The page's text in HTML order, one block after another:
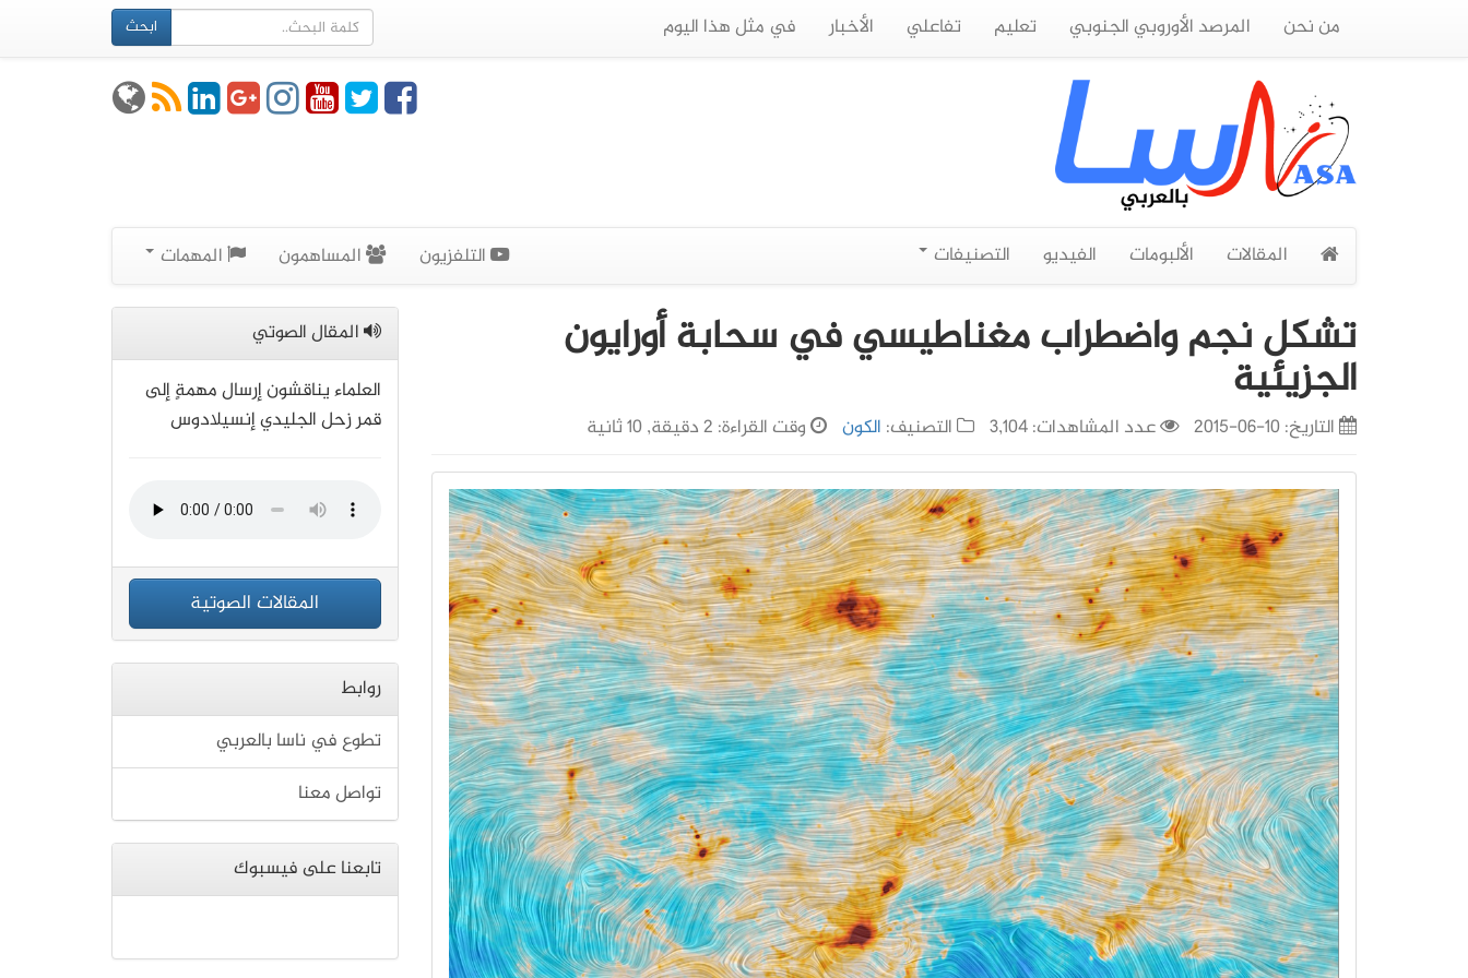
من نحن المرصد الأوروبي الجنوبي تعليم تفاعلي الأخبار في مثل هذا اليوم ابحث
المقالات الألبومات الفيديو التصنيفات التلفزيون المساهمون المهمات
تشكل نجم واضطراب مغناطيسي في سحابة أورايون
الجزيئية
التاريخ:10-06-2015 عدد المشاهدات: 3,104 التصنيف: الكون وقت القراءة: 2 دقيقة, 10 ثانية
المقال الصوتي
العلماء يناقشون إرسال مهمةٍ إلى
قمر زحل الجليدي إنسيلادوس
المقالات الصوتية
روابط
تطوع في ناسا بالعربي
تواصل معنا
تابعنا على فيسبوك